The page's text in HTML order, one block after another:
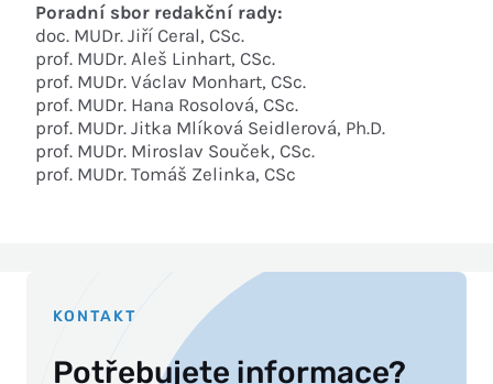
Poradní sbor redakční rady:
doc. MUDr. Jiří Ceral, CSc.
prof. MUDr. Aleš Linhart, CSc.
prof. MUDr. Václav Monhart, CSc.
prof. MUDr. Hana Rosolová, CSc.
prof. MUDr. Jitka Mlíková Seidlerová, Ph.D.
prof. MUDr. Miroslav Souček, CSc.
prof. MUDr. Tomáš Zelinka, CSc
KONTAKT
Potřebujete informace?